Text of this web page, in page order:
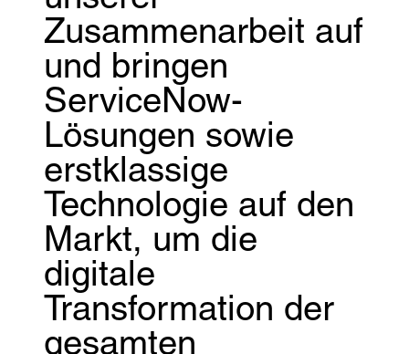
Zusammenarbeit auf
und bringen
ServiceNow-
Lösungen sowie
erstklassige
Technologie auf den
Markt, um die
digitale
Transformation der
gesamten